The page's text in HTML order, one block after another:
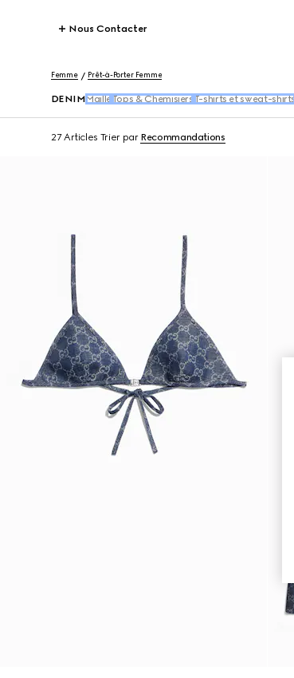
Nous Contacter
Femme Prêt-à-Porter Femme
DENIM Maille Tops & Chemisiers T-shirts et sweat-shirts
27 Articles Trier par Recommandations